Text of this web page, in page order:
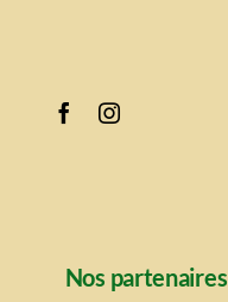
Nos partenaires